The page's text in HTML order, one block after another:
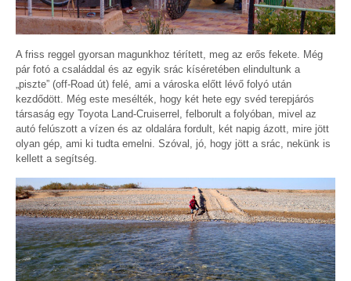
A friss reggel gyorsan magunkhoz térített, meg az erős fekete. Még
pár fotó a családdal és az egyik srác kíséretében elindultunk a
„piszte” (off-Road út) felé, ami a városka előtt lévő folyó után
kezdődött. Még este mesélték, hogy két hete egy svéd terepjárós
társaság egy Toyota Land-Cruiserrel, felborult a folyóban, mivel az
autó felúszott a vízen és az oldalára fordult, két napig ázott, mire jött
olyan gép, ami ki tudta emelni. Szóval, jó, hogy jött a srác, nekünk is
kellett a segítség.